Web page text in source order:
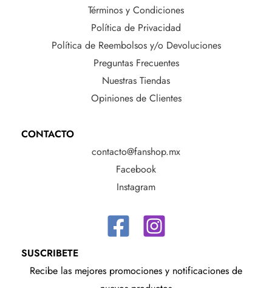
Términos y Condiciones
Política de Privacidad
Política de Reembolsos y/o Devoluciones
Preguntas Frecuentes
Nuestras Tiendas
Opiniones de Clientes
CONTACTO
contacto@fanshop.mx
Facebook
Instagram
SUSCRIBETE
Recibe las mejores promociones y notificaciones de